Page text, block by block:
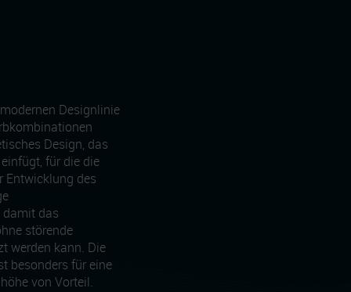
Designlinie
Design, das
für die die
Entwicklung des
damit das
störende
werden kann. Die
besonders für eine
von Vorteil.